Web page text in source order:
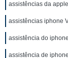
assistências da
assistências iphone
assistência do
assistência de